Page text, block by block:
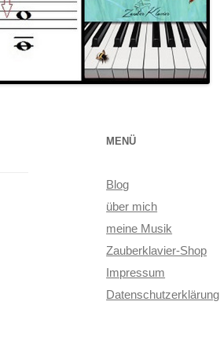
MENÜ
Blog
über mich
meine Musik
Zauberklavier-Shop
Impressum
Datenschutzerklärung